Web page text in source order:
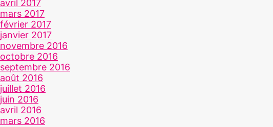
avril 2017
mars 2017
février 2017
janvier 2017
novembre 2016
octobre 2016
septembre 2016
août 2016
juillet 2016
juin 2016
avril 2016
mars 2016